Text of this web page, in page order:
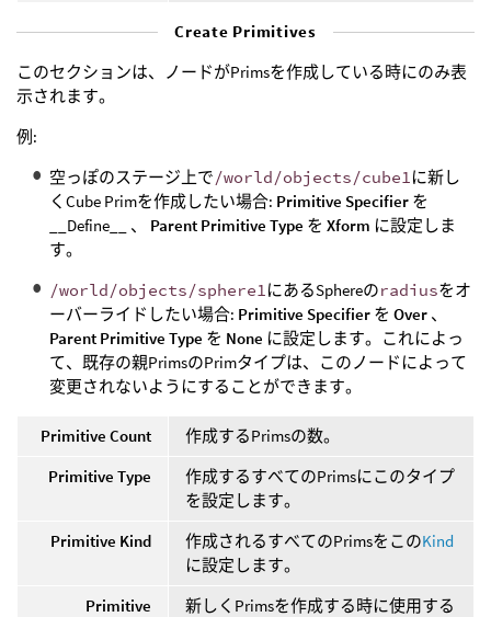
Create Primitives
このセクションは、ノードがPrimsを作成している時にのみ表
示されます。
例:
空っぽのステージ上で/world/objects/cube1 に新し
くCube Primを作成したい場合: Primitive Specifier を
__Define__ 、 Parent Primitive Type を Xform に設定しま
す。
/world/objects/sphere1 にあるSphereのradiusをオ
ーバーライドしたい場合: Primitive Specifier を Over 、
Parent Primitive Type を None に設定します。これによっ
て、既存の親PrimsのPrimタイプは、このノードによって
変更されないようにすることができます。
Primitive Count
作成するPrimsの数。
Primitive Type
作成するすべてのPrimsにこのタイプ
を設定します。
Primitive Kind
作成されるすべてのPrimsをこのKind
に設定します。
Primitive
新しくPrimsを作成する時に使用する